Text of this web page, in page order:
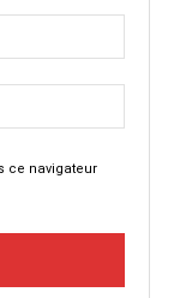
ce navigateur